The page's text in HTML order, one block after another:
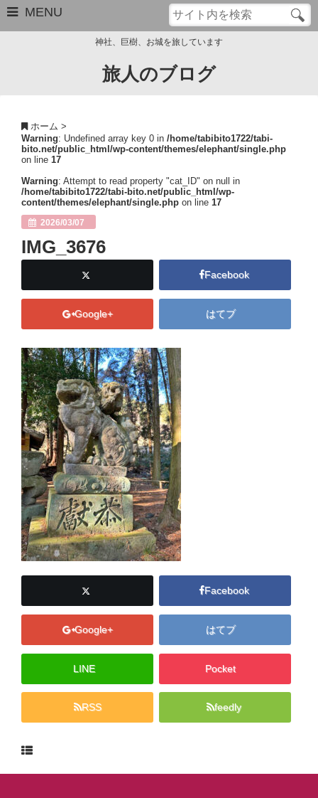
MENU
サイトマップ
Close
神社、巨樹、お城を旅しています
旅人のブログ
ホーム >
Warning: Undefined array key 0 in /home/tabibito1722/tabi-
bito.net/public_html/wp-content/themes/elephant/single.php
on line 17
Warning: Attempt to read property "cat_ID" on null in
/home/tabibito1722/tabi-bito.net/public_html/wp-
content/themes/elephant/single.php on line 17
2026/03/07
IMG_3676
Facebook
Google+ はてブ
Facebook
Google+ はてブ
LINE Pocket
RSS feedly